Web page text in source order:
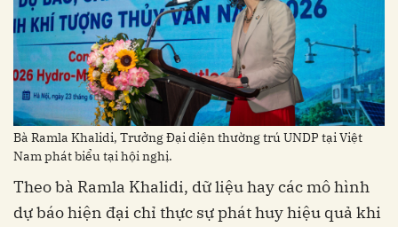
Bà Ramla Khalidi, Trưởng Đại diện thường trú UNDP tại Việt
Nam phát biểu tại hội nghị.
Theo bà Ramla Khalidi, dữ liệu hay các mô hình
dự báo hiện đại chỉ thực sự phát huy hiệu quả khi